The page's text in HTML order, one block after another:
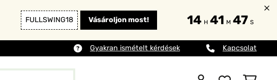
FULLSWING18 Vásároljon most! 14 H 41 M 45 S
Gyakran ismételt kérdések Kapcsolat